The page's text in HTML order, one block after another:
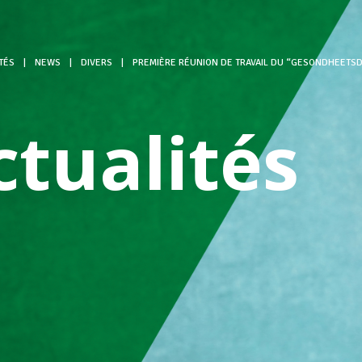
NEWS DIVERS PREMIÈRE RÉUNION DE TRAVAIL DU